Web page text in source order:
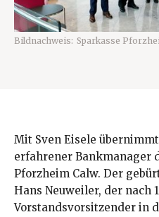
Bildnachweis: Sparkasse
Mit Sven Eisele
erfahrener Bankmanager
Pforzheim Calw. Der
Hans Neuweiler, der nach
Vorstandsvorsitzender in